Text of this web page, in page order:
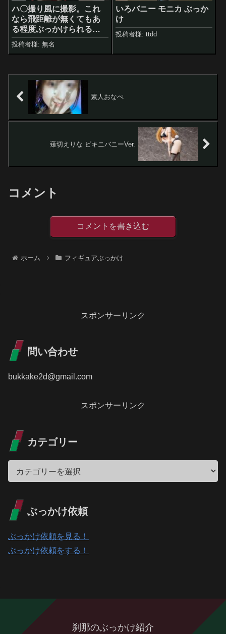
ハ〇撮り風に撮影。これ
なら飛距離が無くてもあ
る程度ぶっかけられる
し、準備片付けがちょっ
と楽
投稿者様: 無名
いろバニー モニカ ぶっか
け
投稿者様: ttdd
素人おなぺ
薙切えりな ビキニバニーVer.
コメント
コメントを書き込む
ホーム フィギュアぶっかけ
スポンサーリンク
問い合わせ
bukkake2d@gmail.com
スポンサーリンク
カテゴリー
ぶっかけ依頼
ぶっかけ依頼を見る！
ぶっかけ依頼をする！
刹那のぶっかけ紹介